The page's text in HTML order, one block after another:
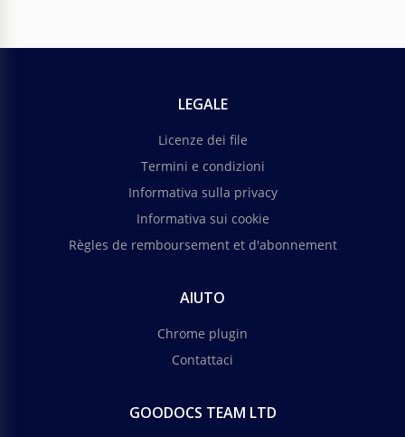
LEGALE
Licenze dei file
Termini e condizioni
Informativa sulla privacy
Informativa sui cookie
Règles de remboursement et d'abonnement
AIUTO
Chrome plugin
Contattaci
GOODOCS TEAM LTD